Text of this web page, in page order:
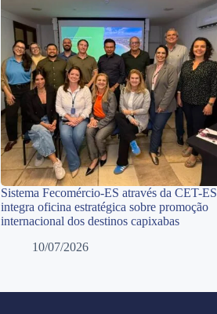
Sistema Fecomércio-ES através da CET-ES
integra oficina estratégica sobre promoção
internacional dos destinos capixabas
10/07/2026